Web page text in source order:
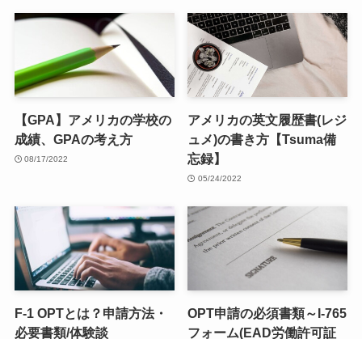
【GPA】アメリカの学校の
成績、GPAの考え方
08/17/2022
アメリカの英文履歴書(レジ
ュメ)の書き方【Tsuma備
忘録】
05/24/2022
F-1 OPTとは？申請方法・
必要書類/体験談
OPT申請の必須書類～I-765
フォーム(EAD労働許可証